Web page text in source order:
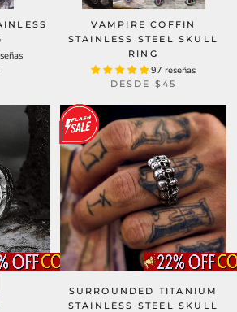
VAMPIRE COFFIN
STAINLESS STEEL SKULL
RING
97 reseñas
DESDE $45
SURROUNDED TITANIUM
STAINLESS STEEL SKULL